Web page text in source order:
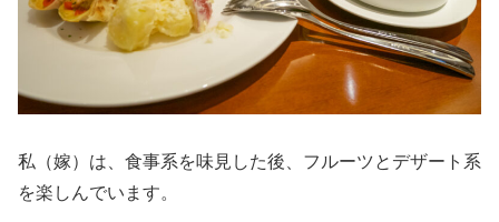
私（嫁）は、食事系を味見した後、フルーツとデザート系
を楽しんでいます。